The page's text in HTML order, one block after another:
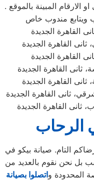
او الارقام المبينة بالموقع .
ويتابع مندوب خاص
ثانى القاهرة الجديدة
ثانى القاهرة الجديدة
ثانى القاهرة الجديدة
ثانى القاهرة الجديدة
الرحاب
التام. صيانة بيكو في
بل نحن نقوم بالعديد من
المحدودة واتصلوا بصيانة